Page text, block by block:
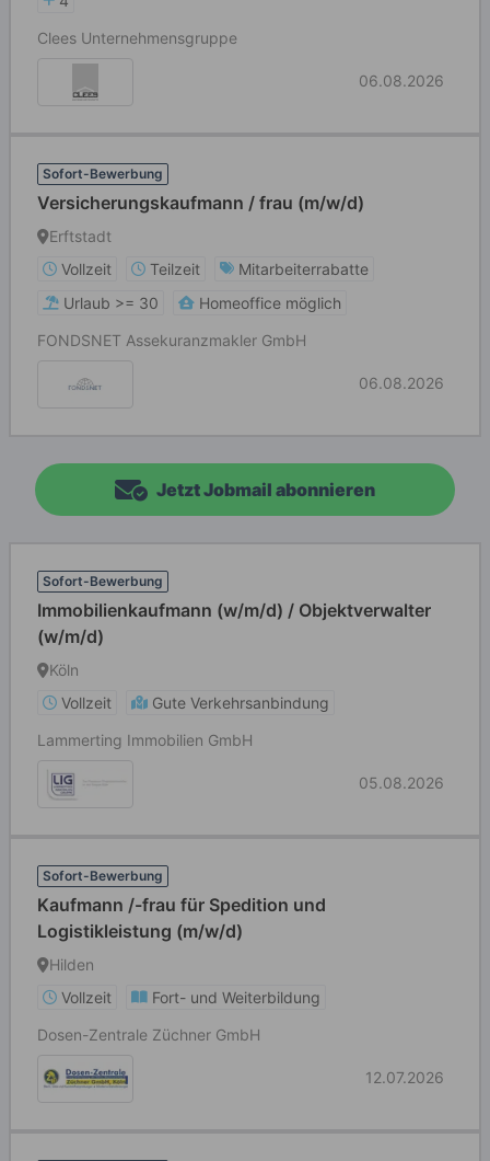
Clees Unternehmensgruppe
06.08.2026
Sofort-Bewerbung
Versicherungskaufmann / frau (m/w/d)
Erftstadt
Vollzeit
Teilzeit
Mitarbeiterrabatte
Urlaub >= 30
Homeoffice möglich
FONDSNET Assekuranzmakler GmbH
06.08.2026
Jetzt Jobmail abonnieren
Sofort-Bewerbung
Immobilienkaufmann (w/m/d) / Objektverwalter
(w/m/d)
Köln
Vollzeit
Gute Verkehrsanbindung
Lammerting Immobilien GmbH
05.08.2026
Sofort-Bewerbung
Kaufmann /-frau für Spedition und
Logistikleistung (m/w/d)
Hilden
Vollzeit
Fort- und Weiterbildung
Dosen-Zentrale Züchner GmbH
12.07.2026